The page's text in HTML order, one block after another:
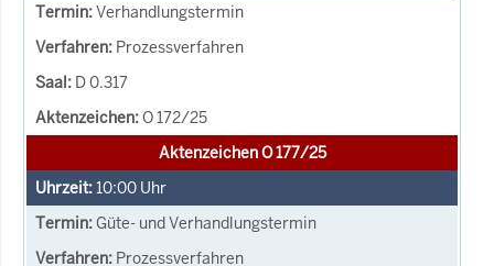
Verhandlungstermin
Prozessverfahren
D 0.317
O 172/25
Aktenzeichen O 177/25
10:00 Uhr
Güte- und Verhandlungstermin
Prozessverfahren